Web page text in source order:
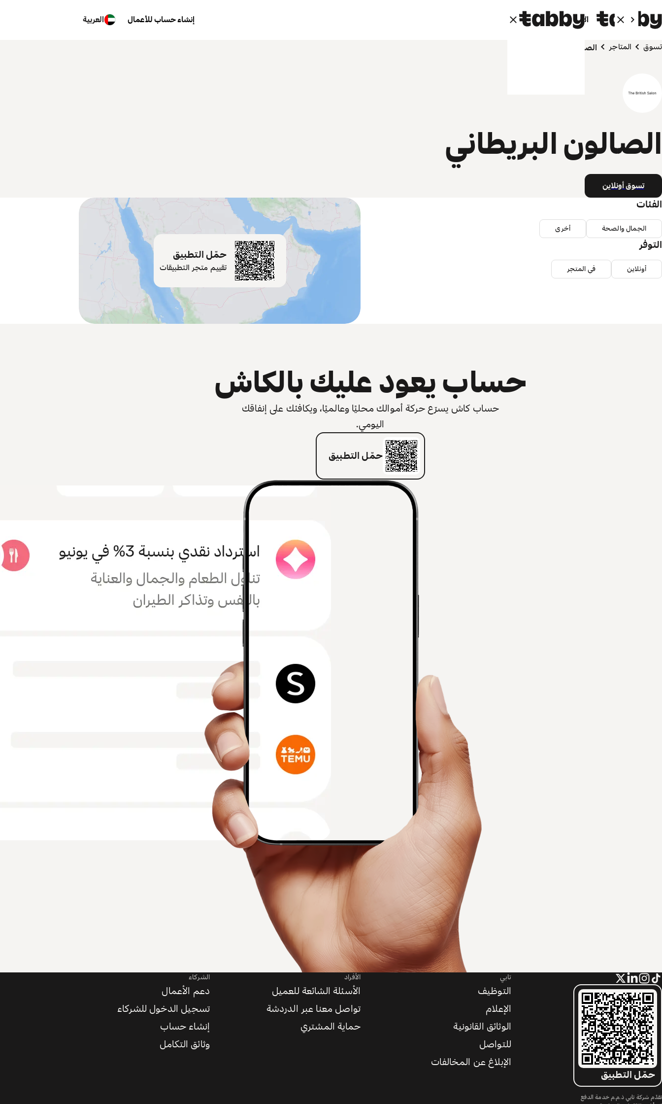
الأفراد الشركاء إنشاء حساب للأعمال العربية
تسوق المتاجر الصالون البريطاني
الصالون البريطاني
تسوق أونلاين
حمّل التطبيق
تقييم متجر التطبيقات
الفئات
الجمال والصحة أخرى
التوفر
أونلاين في المتجر
حساب يعود عليك بالكاش
حساب كاش يسرّع حركة أموالك محليًا وعالميًا، ويكافئك على إنفاقك
اليومي.
حمّل التطبيق
حمّل التطبيق
تقدّم شركة تابي ذ.م.م خدمة الدفع
تابي
التوظيف
الإعلام
الوثائق القانونية
للتواصل
الإبلاغ عن المخالفات
الأفراد
الأسئلة الشائعة للعميل
تواصل معنا عبر الدردشة
حماية المشتري
الشركاء
دعم الأعمال
تسجيل الدخول للشركاء
إنشاء حساب
وثائق التكامل